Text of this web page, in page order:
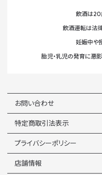
飲酒は20
飲酒運転は法
妊娠中や
胎児・乳児の発育に悪
お問い合わせ
特定商取引法表示
プライバシーポリシー
店舗情報